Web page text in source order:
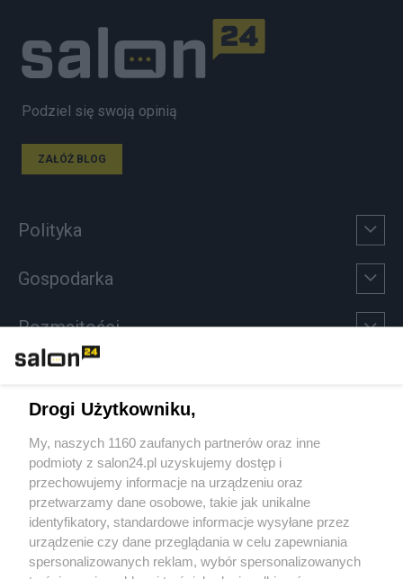
Podziel się swoją opinią
ZAŁÓŻ BLOG
Polityka
Gospodarka
Rozmaitości
Sport
Społeczeństwo
Kultura
Drogi Użytkowniku,
My, naszych 1160 zaufanych partnerów oraz inne
podmioty z salon24.pl uzyskujemy dostęp i
przechowujemy informacje na urządzeniu oraz
przetwarzamy dane osobowe, takie jak unikalne
identyfikatory, standardowe informacje wysyłane przez
urządzenie czy dane przeglądania w celu zapewniania
spersonalizowanych reklam, wybór spersonalizowanych